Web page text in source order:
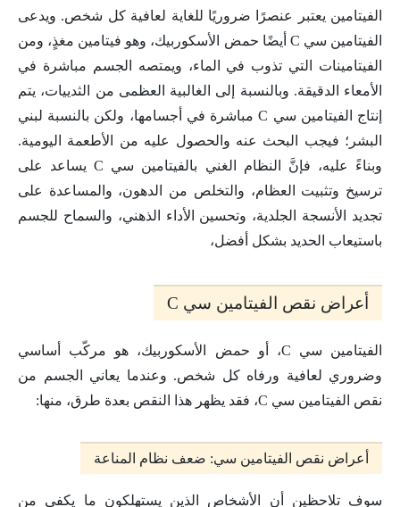
الفيتامين يعتبر عنصرًا ضروريًا للغاية لعافية كل شخص. ويدعى
الفيتامين سي C أيضًا حمض الأسكوربيك، وهو فيتامين مغذٍ، ومن
الفيتامينات التي تذوب في الماء، ويمتصه الجسم مباشرة في
الأمعاء الدقيقة. وبالنسبة إلى الغالبية العظمى من الثدييات، يتم
إنتاج الفيتامين سي C مباشرة في أجسامها، ولكن بالنسبة لبني
البشر؛ فيجب البحث عنه والحصول عليه من الأطعمة اليومية.
وبناءً عليه، فإنَّ النظام الغني بالفيتامين سي C يساعد على
ترسيخ وتثبيت العظام، والتخلص من الدهون، والمساعدة على
تجديد الأنسجة الجلدية، وتحسين الأداء الذهني، والسماح للجسم
باستيعاب الحديد بشكل أفضل،
أعراض نقص الفيتامين سي C
الفيتامين سي C، أو حمض الأسكوربيك، هو مركّب أساسي
وضروري لعافية ورفاه كل شخص. وعندما يعاني الجسم من
نقص الفيتامين سي C، فقد يظهر هذا النقص بعدة طرق، منها:
أعراض نقص الفيتامين سي: ضعف نظام المناعة
سوف تلاحظين أن الأشخاص الذين يستهلكون ما يكفي من